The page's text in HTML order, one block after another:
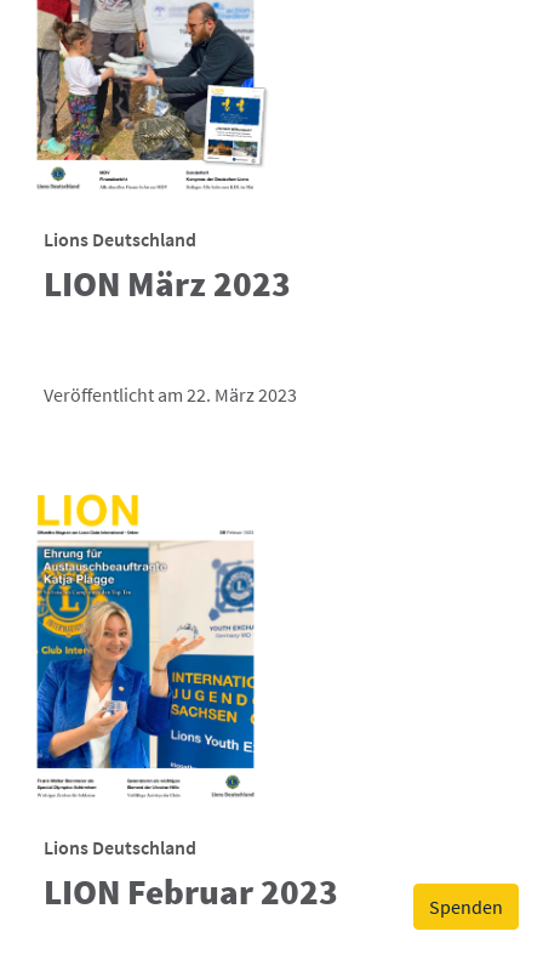
Spenden
Lions Deutschland
LION März 2023
Veröffentlicht am 22. März 2023
Lions Deutschland
LION Februar 2023